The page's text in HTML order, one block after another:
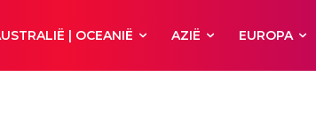
| OCEANIË AZIË EUROPA